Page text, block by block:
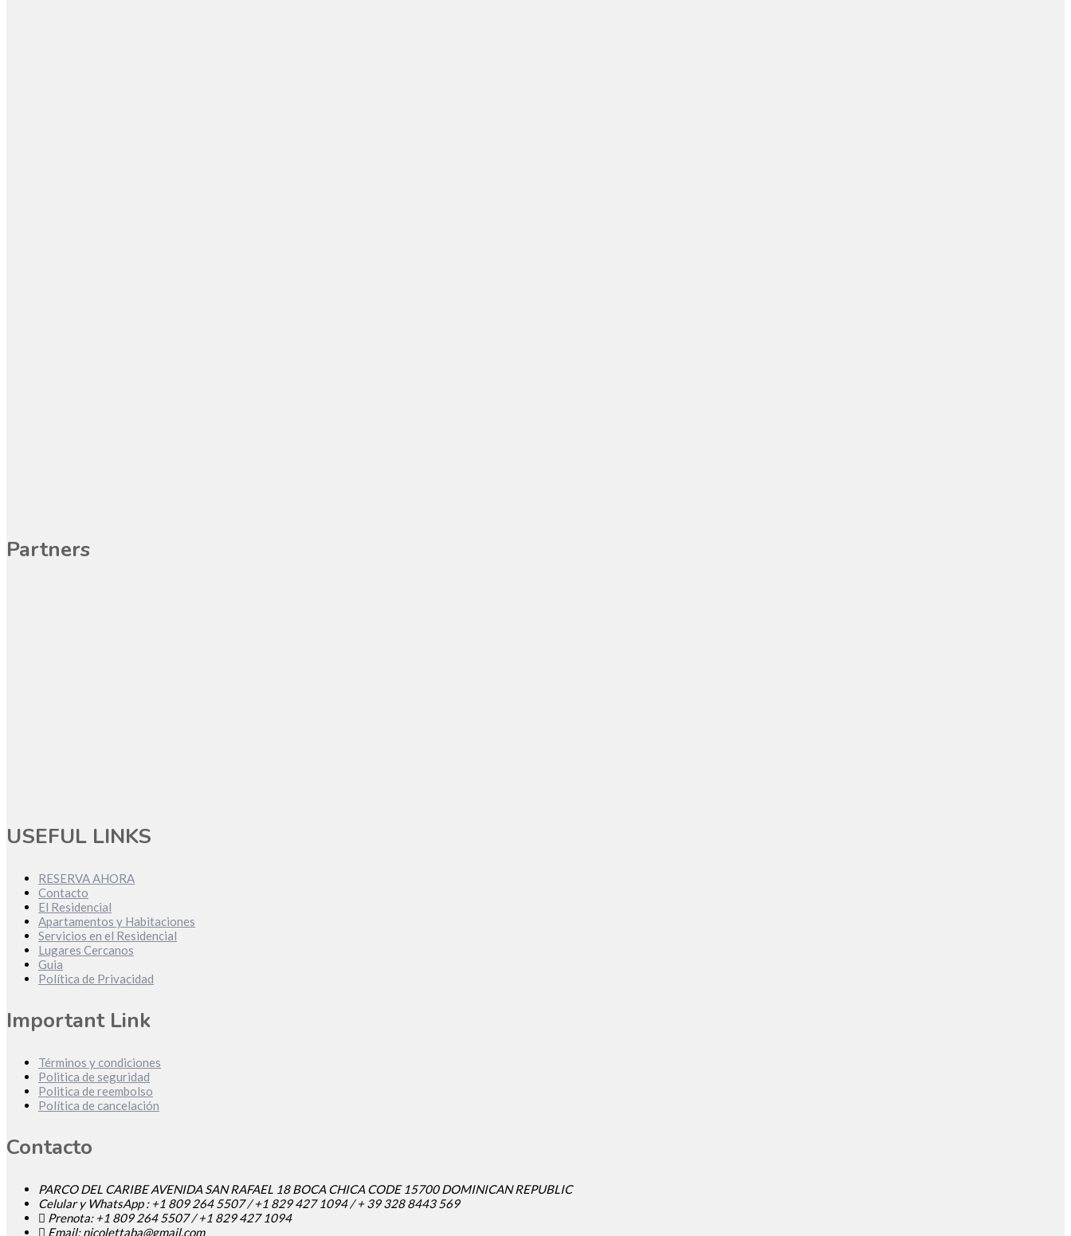
Partners
USEFUL LINKS
RESERVA AHORA
Contacto
El Residencial
Apartamentos y Habitaciones
Servicios en el Residencial
Lugares Cercanos
Guia
Política de Privacidad
Important Link
Términos y condiciones
Politica de seguridad
Politica de reembolso
Política de cancelación
Contacto
PARCO DEL CARIBE AVENIDA SAN RAFAEL 18 BOCA CHICA CODE 15700 DOMINICAN REPUBLIC
Celular y WhatsApp : +1 809 264 5507 / +1 829 427 1094 / + 39 328 8443 569
Prenota: +1 809 264 5507 / +1 829 427 1094
Email: nicolettaba@gmail.com